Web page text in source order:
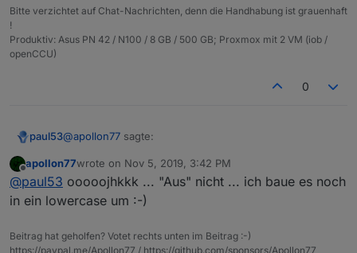
Bitte verzichtet auf Chat-Nachrichten, denn die Handhabung ist grauenhaft
!
Produktiv: Asus PN 42 / N100 / 8 GB / 500 GB; Proxmox mit 2 VM (iob /
openCCU)
0
paul53@apollon77 sagte:
"Ein"/"Aus" geht auch automatisch
Offline
apollon77wrote on Nov 5, 2019, 3:42 PM
last edited by
@paul53 ooooojhkkk ... "Aus" nicht ... ich baue es noch
in ein lowercase um :-)
Beitrag hat geholfen? Votet rechts unten im Beitrag :-)
https://paypal.me/Apollon77 / https://github.com/sponsors/Apollon77